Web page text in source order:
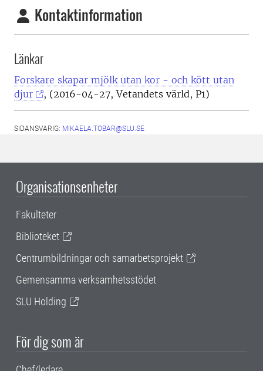
Kontaktinformation
Länkar
Forskare skapar mjölk utan kor - och kött utan
djur
, (2016-04-27, Vetandets värld, P1)
SIDANSVARIG: MIKAELA.TOBAR@SLU.SE
Organisationsenheter
Fakulteter
Biblioteket
Centrumbildningar och samarbetsprojekt
Gemensamma verksamhetsstödet
SLU Holding
För dig som är